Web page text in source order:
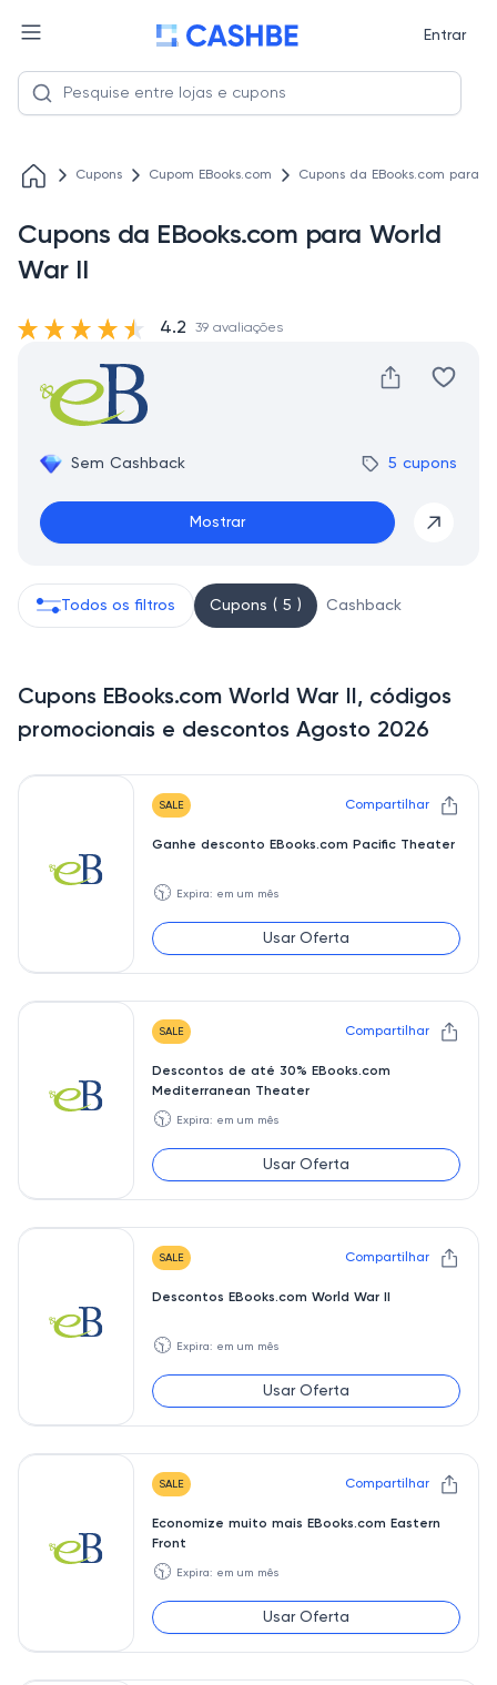
Entrar
Cupons Cupom EBooks.com Cupons da EBooks.com para
Cupons da EBooks.com para World
War II
Sem Cashback 5 cupons
Mostrar
4.2 39 avaliações
Todos os filtros Cupons ( 5 ) Cashback
Cupons EBooks.com World War II, códigos
promocionais e descontos Agosto 2026
SALE Compartilhar
Ganhe desconto EBooks.com Pacific Theater
🕥 Expira: em um mês
Usar Oferta
SALE Compartilhar
Descontos de até 30% EBooks.com
Mediterranean Theater
🕥 Expira: em um mês
Usar Oferta
SALE Compartilhar
Descontos EBooks.com World War II
🕥 Expira: em um mês
Usar Oferta
SALE Compartilhar
Economize muito mais EBooks.com Eastern
Front
🕥 Expira: em um mês
Usar Oferta